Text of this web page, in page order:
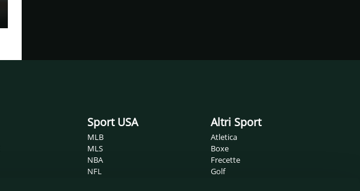
Sport USA
MLB
MLS
NBA
NFL
Altri Sport
Atletica
Boxe
Frecette
Golf